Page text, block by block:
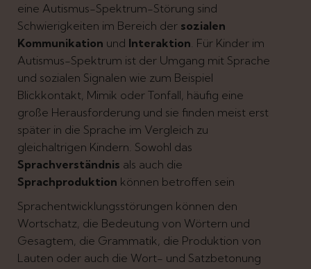
eine Autismus-Spektrum-Störung sind
Schwierigkeiten im Bereich der sozialen
Kommunikation und Interaktion . Für Kinder im
Autismus-Spektrum ist der Umgang mit Sprache
und sozialen Signalen wie zum Beispiel
Blickkontakt, Mimik oder Tonfall, häufig eine
große Herausforderung und sie finden meist erst
später in die Sprache im Vergleich zu
gleichaltrigen Kindern. Sowohl das
Sprachverständnis als auch die
Sprachproduktion können betroffen sein
Sprachentwicklungsstörungen können den
Wortschatz, die Bedeutung von Wörtern und
Gesagtem, die Grammatik, die Produktion von
Lauten oder auch die Wort- und Satzbetonung